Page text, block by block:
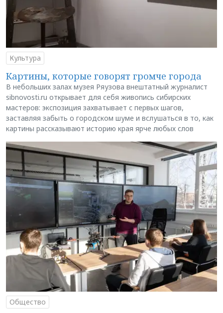
Культура
Картины, которые говорят громче города
В небольших залах музея Ряузова внештатный журналист
sibnovosti.ru открывает для себя живопись сибирских
мастеров: экспозиция захватывает с первых шагов,
заставляя забыть о городском шуме и вслушаться в то, как
картины рассказывают историю края ярче любых слов
Общество